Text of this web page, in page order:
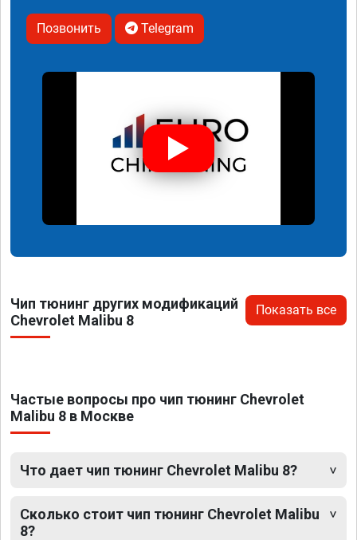
Позвонить Telegram
Чип тюнинг других модификаций
Chevrolet Malibu 8
Показать все
Частые вопросы про чип тюнинг Chevrolet
Malibu 8 в Москве
Что дает чип тюнинг Chevrolet Malibu 8?
Сколько стоит чип тюнинг Chevrolet Malibu
8?